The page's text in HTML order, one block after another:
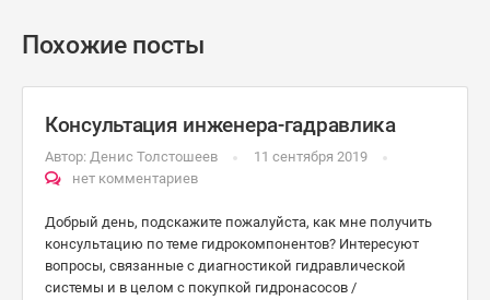
Похожие посты
Консультация инженера-гадравлика
Автор: Денис Толстошеев
11 сентября 2019
нет комментариев
Добрый день, подскажите пожалуйста, как мне получить
консультацию по теме гидрокомпонентов? Интересуют
вопросы, связанные с диагностикой гидравлической
системы и в целом с покупкой гидронасосов /